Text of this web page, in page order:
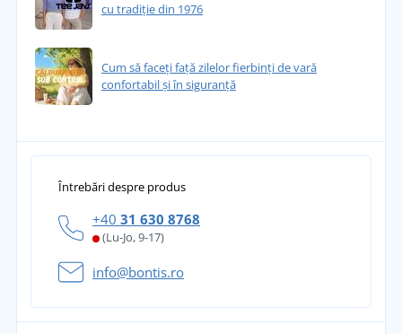
cu tradiție din 1976
Cum să faceți față zilelor fierbinți de vară
confortabil și în siguranță
Întrebări despre produs
+40 31 630 8768
(Lu-Jo, 9-17)
info@bontis.ro